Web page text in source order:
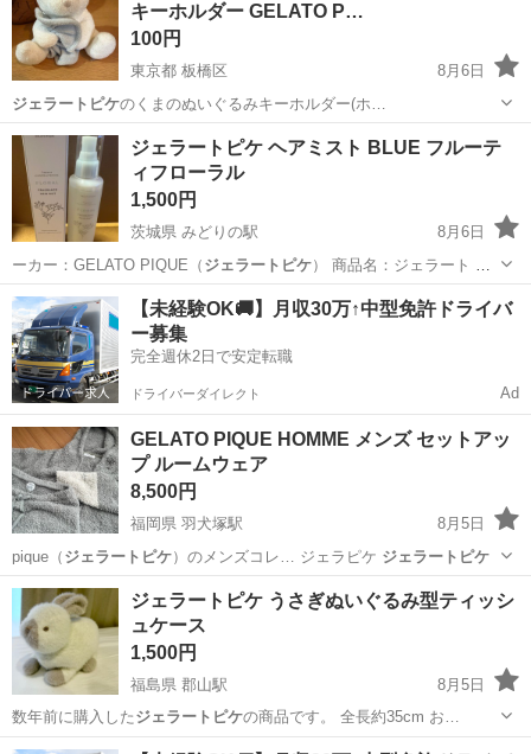
工場のお仕事 ◇コネクタ製造工...キーホルダー GELATO P…
100円
東京都 板橋区
8月6日
ジェラートピケのくまのぬいぐるみキーホルダー(ホ…
東京 板橋区 おもちゃ
ジェラートピケ ヘアミスト BLUE フルーテ
ィフローラル
1,500円
茨城県 みどりの駅
8月6日
ーカー：GELATO PIQUE（ ジェラートピケ） 商品名：ジェラート ピ
ケ ヘア…
茨城 つくば市 みどりの駅 ヘアケア ジェラートピケ
【未経験OK🚚】月収30万↑中型免許ドライバ
ー募集
完全週休2日で安定転職
ドライバーダイレクト Ad
GELATO PIQUE HOMME メンズ セットアッ
プ ルームウェア
8,500円
福岡県 羽犬塚駅
8月5日
pique（ ジェラートピケ ）のメンズコレ… ジェラピケ ジェラートピケ
福岡 筑後市 羽犬塚駅 その他 セットアップ
ジェラートピケ うさぎぬいぐるみ型ティッシ
ュケース
1,500円
福島県 郡山駅
8月5日
数年前に購入した ジェラートピケ の商品です。 全長約35cm お…
福島 郡山市 郡山駅 おもちゃ ティッシュ